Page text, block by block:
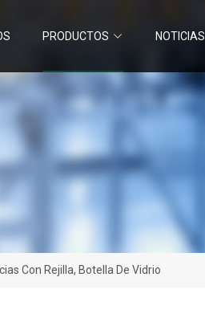
PRODUCTOS NOTICIAS
Con Rejilla, Botella De Vidrio